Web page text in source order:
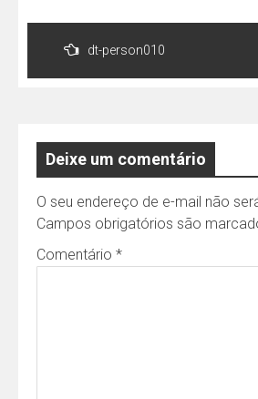
Navegação
Post
dt-person010
Deixe um comentário
O seu endereço de e-mail não
Campos obrigatórios são
Comentário *